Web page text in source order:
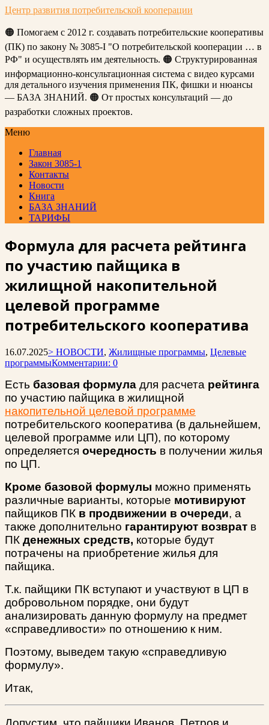
Центр развития потребительской кооперации
🟠 Помогаем с 2012 г. создавать потребительские кооперативы
(ПК) по закону № 3085-I "О потребительской кооперации … в
РФ" и осуществлять им деятельность. 🟠 Структурированная
информационно-консультационная система с видео курсами
для детального изучения применения ПК, фишки и нюансы
— БАЗА ЗНАНИЙ. 🟠 От простых консультаций — до
разработки сложных проектов.
Меню
Главная
Закон 3085-1
Контакты
Новости
Книга
БАЗА ЗНАНИЙ
ТАРИФЫ
Формула для расчета рейтинга
по участию пайщика в
жилищной накопительной
целевой программе
потребительского кооператива
16.07.2025> НОВОСТИ, Жилищные программы, Целевые
программыКомментарии: 0
Есть базовая формула для расчета рейтинга
по участию пайщика в жилищной
накопительной целевой программе
потребительского кооператива (в дальнейшем,
целевой программе или ЦП), по которому
определяется очередность в получении жилья
по ЦП.
Кроме базовой формулы можно применять
различные варианты, которые мотивируют
пайщиков ПК в продвижении в очереди, а
также дополнительно гарантируют возврат в
ПК денежных средств, которые будут
потрачены на приобретение жилья для
пайщика.
Т.к. пайщики ПК вступают и участвуют в ЦП в
добровольном порядке, они будут
анализировать данную формулу на предмет
«справедливости» по отношению к ним.
Поэтому, выведем такую «справедливую
формулу».
Итак,